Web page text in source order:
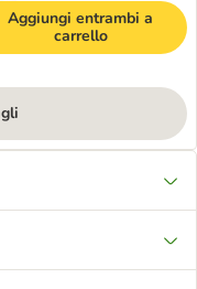
Aggiungi entrambi a
carrello